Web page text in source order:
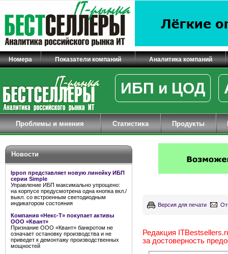
Номера Показатели компаний Аналитика компаний
ИБП и ЦОД
Проблемы и мнения Статистика Продукты
Новости
Ippon представляет новую линейку ИБП
серии Simple
Управление ИБП максимально упрощено:
на корпусе предусмотрена одна кнопка вкл./
выкл. со встроенным светодиодным
индикатором состояния
Компания «Некс-Т» покупает активы
ООО «Квант»
Признание ООО «Квант» банкротом не
означает остановку производства и не
приведет к демонтажу производственных
мощностей
Версия для печати
Редакция
за достоверность